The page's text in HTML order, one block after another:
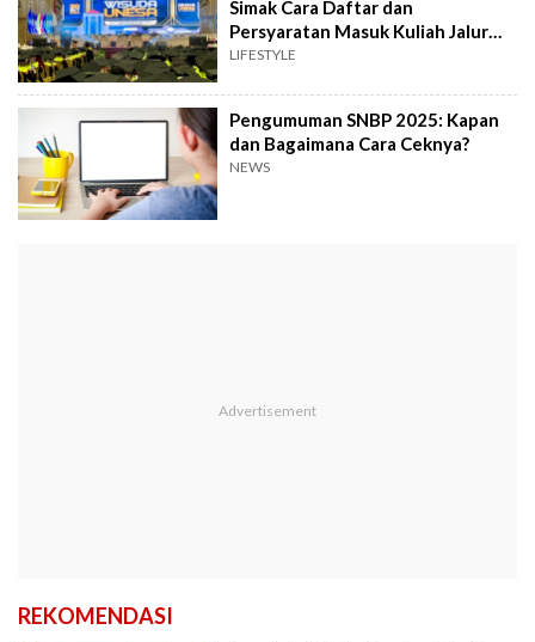
Simak Cara Daftar dan
Persyaratan Masuk Kuliah Jalur
Prestasi
LIFESTYLE
Pengumuman SNBP 2025: Kapan
dan Bagaimana Cara Ceknya?
NEWS
REKOMENDASI